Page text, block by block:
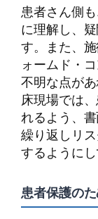
患者さん側
に理解し、
す。また、
ォームド・
不明な点が
床現場では
れるよう、
繰り返しリ
するようにし
患者保護の